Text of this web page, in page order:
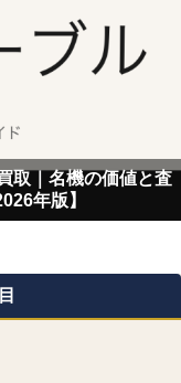
取｜名機の価値と査
年版】